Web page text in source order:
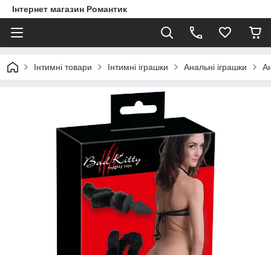
Інтернет магазин Романтик
Інтимні товари Інтимні іграшки Анальні іграшки